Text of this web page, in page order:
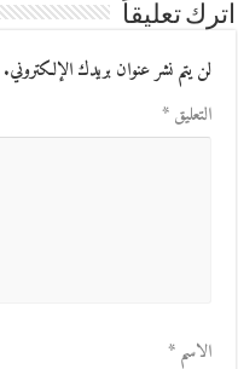
اترك تعليقاً
لن يتم نشر عنوان بريدك الإلكتروني.
التعليق*
الاسم*